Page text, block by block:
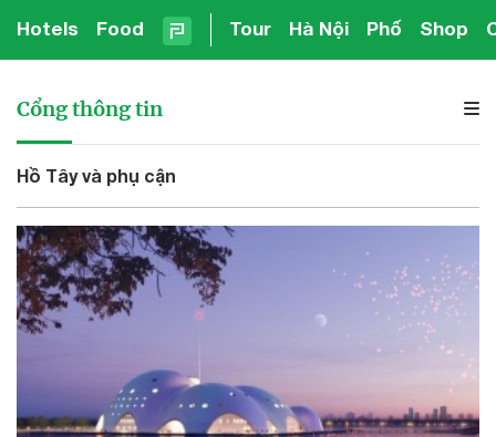
Hotels Food Tour Hà Nội Phố Shop
Cổng thông tin
Hồ Tây và phụ cận